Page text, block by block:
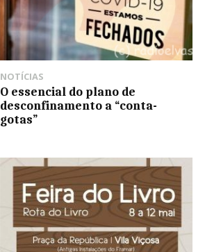
NOTÍCIAS
O essencial do plano de
desconfinamento a “conta-
gotas”